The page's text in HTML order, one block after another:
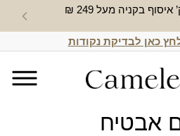
בקניה מעל 249 ₪ חדש
כאן לבדיקת נקודות
אבטיח